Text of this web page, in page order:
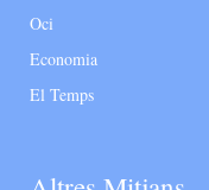
Oci
Economia
El Temps